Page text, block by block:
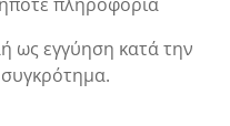
ως εγγύηση κατά την
συγκρότημα.